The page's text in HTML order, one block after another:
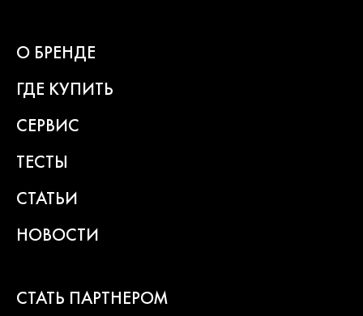
О БРЕНДЕ
ГДЕ КУПИТЬ
СЕРВИС
ТЕСТЫ
СТАТЬИ
НОВОСТИ
СТАТЬ ПАРТНЕРОМ